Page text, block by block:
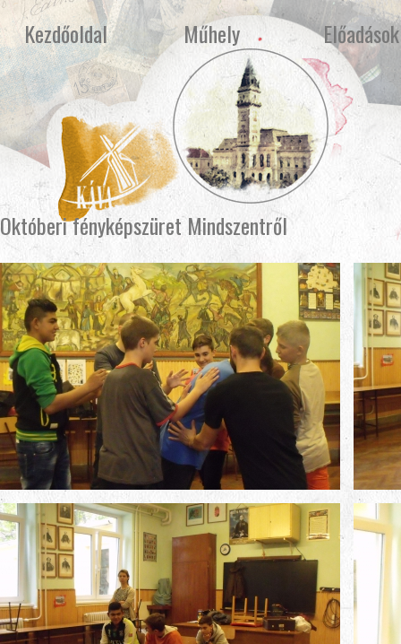
Kezdőoldal Műhely Előadások
Októberi fényképszüret Mindszentről